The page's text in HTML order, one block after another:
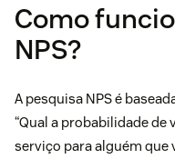
Como
NPS?
A pesquisa NPS é
“Qual a probabilidade
serviço para alguém que